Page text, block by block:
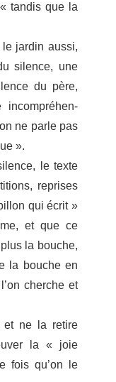
tandis que la
jardin aussi,
silence, une
du père,
incom­pré­hen­
ne parle pas
».
le texte
reprises
qui écrit »
et que ce
la bouche,
la bouche en
cherche et
et ne la retire
la « joie
fois qu’on le